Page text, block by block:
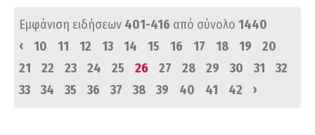
Εμφάνιση ειδήσεων 401-416 από σύνολο 1440
‹
10 11 12 13 14 15 16 17 18 19
20
21
22 23 24 25 26 27 28 29 30 31
32
33
34 35 36 37 38 39 40 41 42 ›